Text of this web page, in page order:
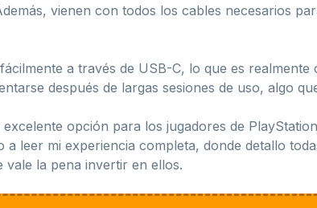
vienen con todos los cables necesarios
a través de USB-C, lo que es
después de largas sesiones de uso, algo
opción para los jugadores de
leer mi experiencia completa, donde detallo
la pena invertir en ellos.